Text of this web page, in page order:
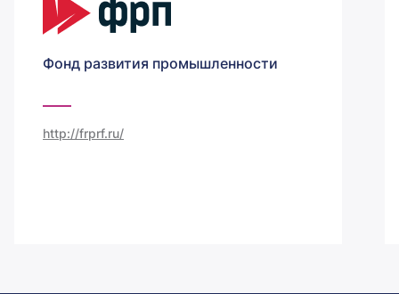
Фонд развития промышленности
http://frprf.ru/